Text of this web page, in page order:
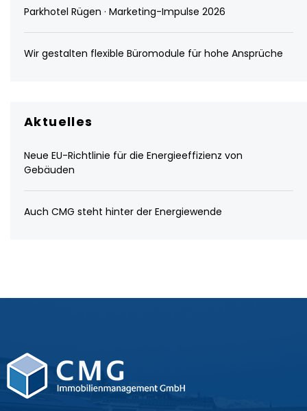
Parkhotel Rügen · Marketing-Impulse 2026
Wir gestalten flexible Büromodule für hohe Ansprüche
Aktuelles
Neue EU-Richtlinie für die Energieeffizienz von
Gebäuden
Auch CMG steht hinter der Energiewende